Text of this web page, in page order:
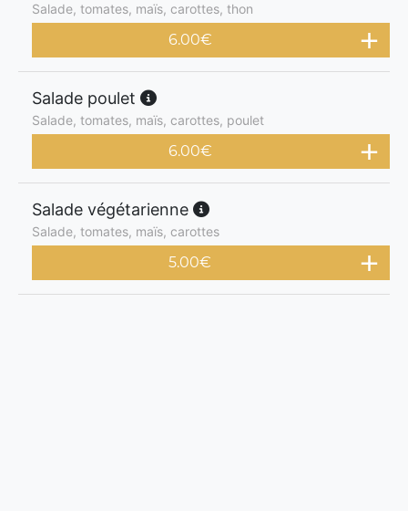
Salade, tomates, maïs, carottes, thon
6.00€
Salade poulet
Salade, tomates, maïs, carottes, poulet
6.00€
Salade végétarienne
Salade, tomates, maïs, carottes
5.00€